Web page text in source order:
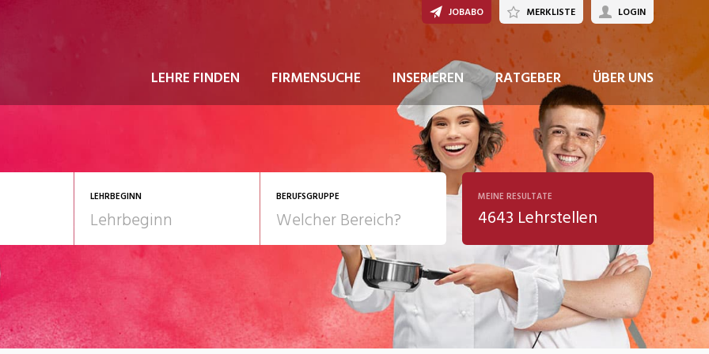
LEHRE FINDEN FIRMENSUCHE INSERIEREN RATGEBER ÜBER UNS
JOBABO MERKLISTE LOGIN
LEHRBEGINN BERUFSGRUPPE
Gesundheit/Pflege/Soziales
Telco
Kultur
MEINE RESULTATE
4643 Lehrstellen
JETZT BEWERBEN